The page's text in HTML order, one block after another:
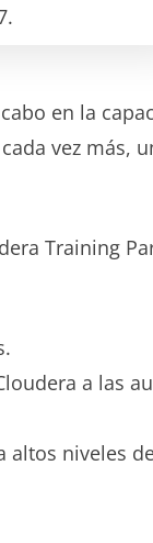
en la
vez más,
Training
a las
altos niveles